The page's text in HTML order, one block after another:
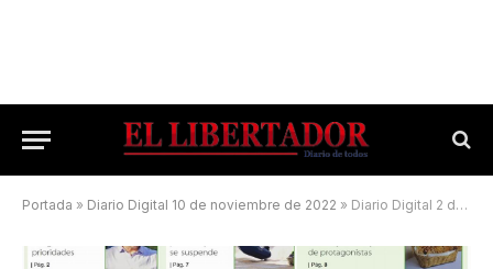
Portada » Diario Digital 10 de noviembre de 2022 » Diario Digital 2 de julio de 2026